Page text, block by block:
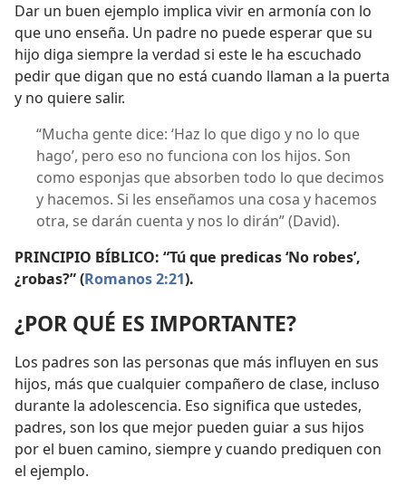
Dar un buen ejemplo implica vivir en armonía con lo
que uno enseña. Un padre no puede esperar que su
hijo diga siempre la verdad si este le ha escuchado
pedir que digan que no está cuando llaman a la puerta
y no quiere salir.
“Mucha gente dice: ‘Haz lo que digo y no lo que
hago’, pero eso no funciona con los hijos. Son
como esponjas que absorben todo lo que decimos
y hacemos. Si les enseñamos una cosa y hacemos
otra, se darán cuenta y nos lo dirán” (David).
PRINCIPIO BÍBLICO: “Tú que predicas ‘No robes’,
¿robas?” (Romanos 2:21).
¿POR QUÉ ES IMPORTANTE?
Los padres son las personas que más influyen en sus
hijos, más que cualquier compañero de clase, incluso
durante la adolescencia. Eso significa que ustedes,
padres, son los que mejor pueden guiar a sus hijos
por el buen camino, siempre y cuando prediquen con
el ejemplo.